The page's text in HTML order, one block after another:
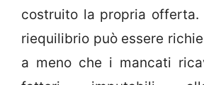
costruito la propria offerta.
riequilibrio può essere
a meno che i mancati